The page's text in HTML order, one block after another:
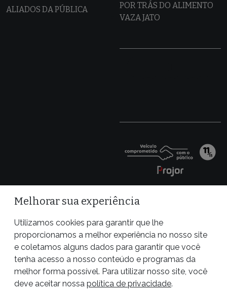
ALIADOS DA PÚBLICA
POR TRÁS DO ALIMENTO
VAZA JATO
Site desenvolvido por
Melhorar sua experiência
Utilizamos cookies para garantir que lhe
proporcionamos a melhor experiência no nosso site
e coletamos alguns dados para garantir que você
tenha acesso a nosso conteúdo e programas da
melhor forma possível. Para utilizar nosso site, você
deve aceitar nossa política de privacidade.